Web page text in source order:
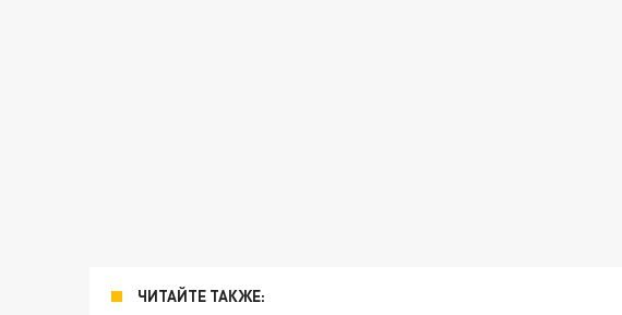
ЧИТАЙТЕ ТАКЖЕ: